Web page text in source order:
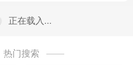
正在载入...
热门搜索